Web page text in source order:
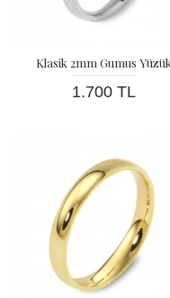
Klasik 2mm Gumus
1.700 TL